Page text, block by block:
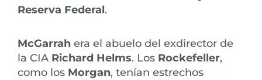
Reserva Federal.
McGarrah era el abuelo del exdirector de
la CIA Richard Helms. Los Rockefeller,
como los Morgan, tenían estrechos